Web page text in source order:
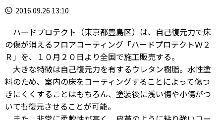
2016.09.26 13:10
ハードプロテクト（東京都豊島区）は、自己復元力で床
の傷が消えるフロアコーティング「ハードプロテクトＷ２
Ｒ」を、１０月２０日より全国で施工販売する。
大きな特徴は自己復元力を有するウレタン樹脂。水性塗
料のため、室内の床をコーティングすることによって傷つ
きにくくすることはもちろん、塗装後に浅い傷や小傷がつ
いても復元させることが可能。